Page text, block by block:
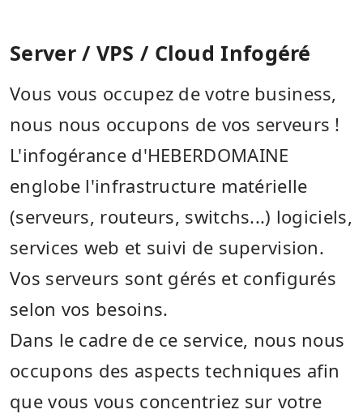
Server / VPS / Cloud Infogéré
Vous vous occupez de votre business,
nous nous occupons de vos serveurs !
L'infogérance d'HEBERDOMAINE
englobe l'infrastructure matérielle
(serveurs, routeurs, switchs...) logiciels,
services web et suivi de supervision.
Vos serveurs sont gérés et configurés
selon vos besoins.
Dans le cadre de ce service, nous nous
occupons des aspects techniques afin
que vous vous concentriez sur votre